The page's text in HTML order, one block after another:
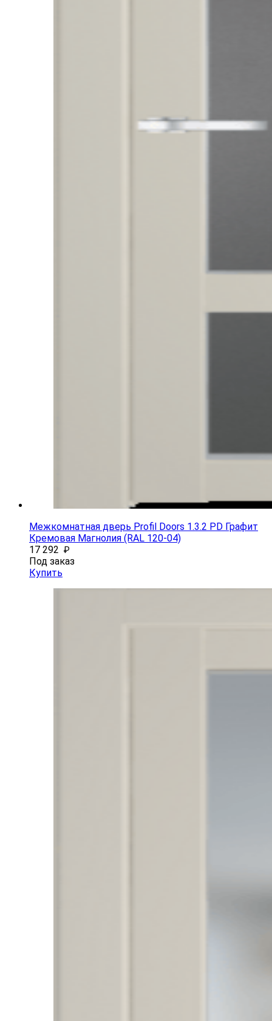
Межкомнатная дверь Profil Doors 1.3.2 PD Графит
Кремовая Магнолия (RAL 120-04)
17 292 ₽
Под заказ
Купить